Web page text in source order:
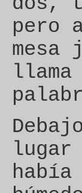
pero
lugar
había